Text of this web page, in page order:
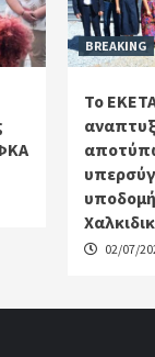
BREAKING
Το
02/07/